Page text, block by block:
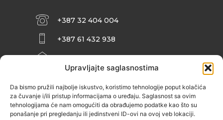
Upravljajte saglasnostima
Da bismo pružili najbolje iskustvo, koristimo tehnologije poput kolačića
za čuvanje i/ili pristup informacijama o uređaju. Saglasnost sa ovim
tehnologijama će nam omogućiti da obrađujemo podatke kao što su
ponašanje pri pregledanju ili jedinstveni ID-ovi na ovoj veb lokaciji.
+387 32 404 004
+387 61 432 938
INFO@ZENIT.BA
ZENIČANKA, 3. SPRAT), 72000 ZENICA